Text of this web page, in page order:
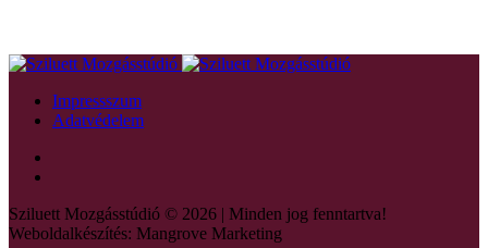
Impressszum
Adatvédelem
Sziluett Mozgásstúdió © 2026 | Minden jog fenntartva!
Weboldalkészítés: Mangrove Marketing